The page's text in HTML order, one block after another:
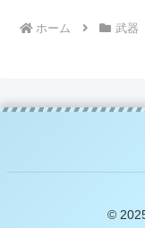
ホーム 武器
©